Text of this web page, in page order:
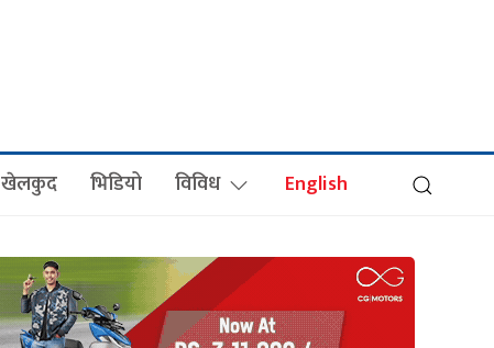
खेलकुद भिडियो विविध English